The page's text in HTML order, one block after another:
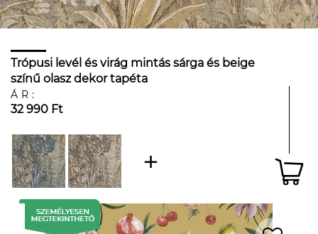
Trópusi levél és virág mintás sárga és beige
színű olasz dekor tapéta
ÁR:
32 990 Ft